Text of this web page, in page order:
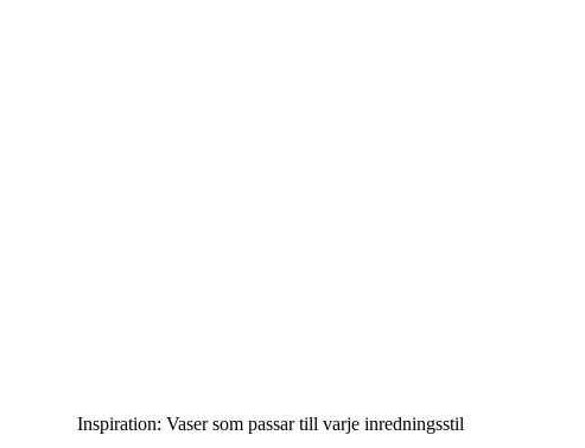
Inspiration: Vaser som passar till varje inredningsstil